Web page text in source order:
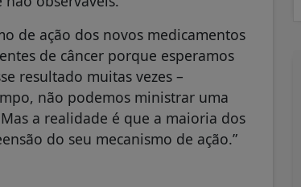
de ação dos novos medicamentos
de câncer porque esperamos
resultado muitas vezes –
não podemos ministrar uma
a realidade é que a maioria dos
do seu mecanismo de ação.”